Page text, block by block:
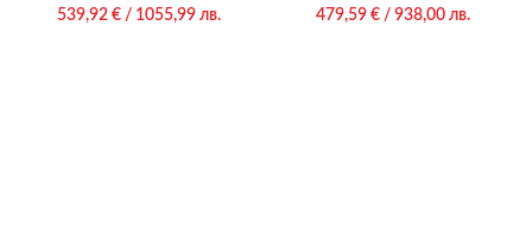
539,92 € / 1055,99 лв.
479,59 € / 938,00 лв.